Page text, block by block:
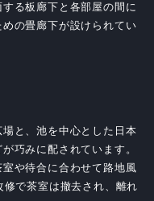
る板廊下と各部屋の間に
の畳廊下が設けられてい
と、池を中心とした日本
巧みに配されています。
や待合に合わせて路地風
で茶室は撤去され、離れ